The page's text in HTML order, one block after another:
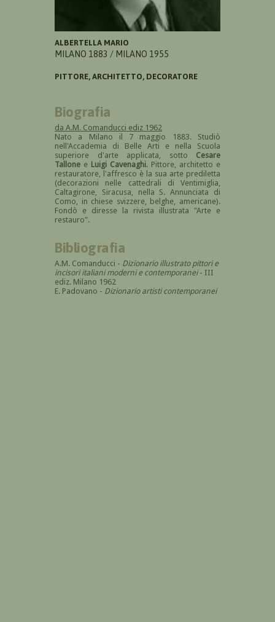
ALBERTELLA MARIO
MILANO 1883 / MILANO 1955
PITTORE, ARCHITETTO, DECORATORE
Biografia
da A.M. Comanducci ediz 1962
Nato a Milano il 7 maggio 1883. Studiò
nell'Accademia di Belle Arti e nella Scuola
superiore d'arte applicata, sotto Cesare
Tallone e Luigi Cavenaghi. Pittore, architetto e
restauratore, l'affresco è la sua arte prediletta
(decorazioni nelle cattedrali di Ventimiglia,
Caltagirone, Siracusa, nella S. Annunciata di
Como, in chiese svizzere, belghe, americane).
Fondò e diresse la rivista illustrata "Arte e
restauro".
Bibliografia
A.M. Comanducci - Dizionario illustrato pittori e
incisori italiani moderni e contemporanei- III
ediz. Milano 1962
E. Padovano - Dizionario artisti contemporanei